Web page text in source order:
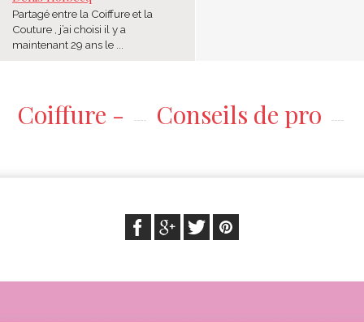
Partagé entre la Coiffure et la
Couture , j’ai choisi il y a
maintenant 29 ans le ...
Coiffure - Conseils de pro